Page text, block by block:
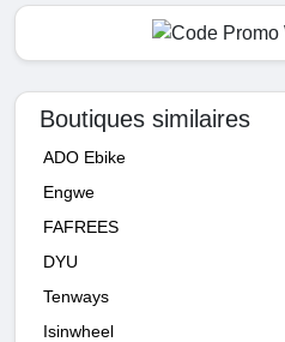
Boutiques similaires
ADO Ebike
Engwe
FAFREES
DYU
Tenways
Isinwheel